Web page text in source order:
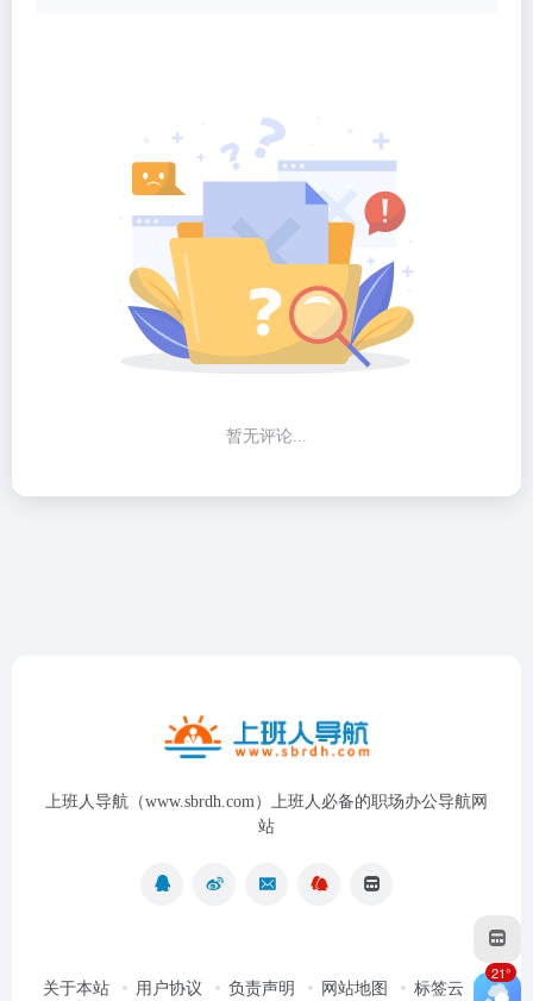
暂无评论...
上班人导航（www.sbrdh.com）上班人必备的职场办公导航网
站
关于本站 用户协议 负责声明 网站地图 标签云
21°